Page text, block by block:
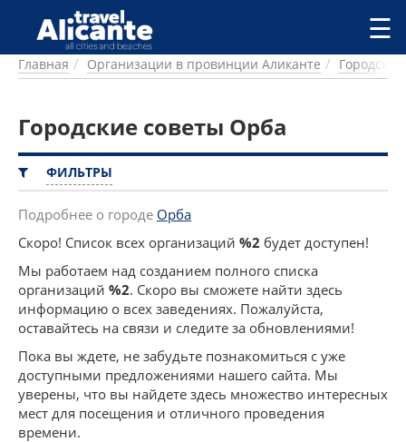
Перейти к основному содержанию
ГОРОДА
ПИТАНИЕ
ПРОЖИВАНИЕ
ПЛЯЖИ
ДОСТОПРИМЕЧАТЕЛЬНОСТИ
КЕМПИНГ
КОМАРКИ (РАЙОНЫ)
РЕЦЕПТЫ
ПРЕДЛОЖЕНИЯ
СТАТЬИ
УСЛУГИ
☰
Главная Организации в провинции Аликанте
Городские советы Орба
ФИЛЬТРЫ
Подробнее о городе Орба
Скоро! Список всех организаций %2 будет доступен!
Мы работаем над созданием полного списка
организаций %2. Скоро вы сможете найти здесь
информацию о всех заведениях. Пожалуйста,
оставайтесь на связи и следите за обновлениями!
Пока вы ждете, не забудьте познакомиться с уже
доступными предложениями нашего сайта. Мы
уверены, что вы найдете здесь множество интересных
мест для посещения и отличного проведения
времени.